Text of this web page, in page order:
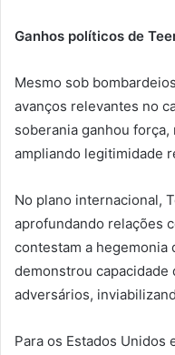
Ganhos políticos de
Mesmo sob
avanços relevantes no
soberania ganhou
ampliando legitimidade
No plano internacional,
aprofundando relações
contestam a hegemonia
demonstrou
adversários,
Para os Estados Unidos